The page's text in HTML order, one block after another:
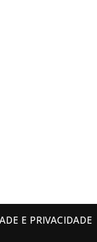
E PRIVACIDADE